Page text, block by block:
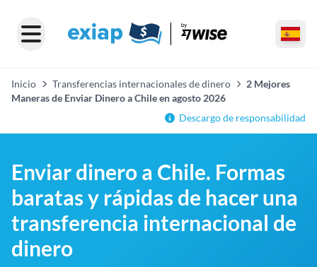
Inicio Transferencias internacionales de dinero
2 Mejores
Maneras de Enviar Dinero a Chile en agosto 2026
Descargo de responsabilidad
Enviar dinero a Chile. Formas
baratas y rápidas de hacer una
transferencia internacional de
dinero